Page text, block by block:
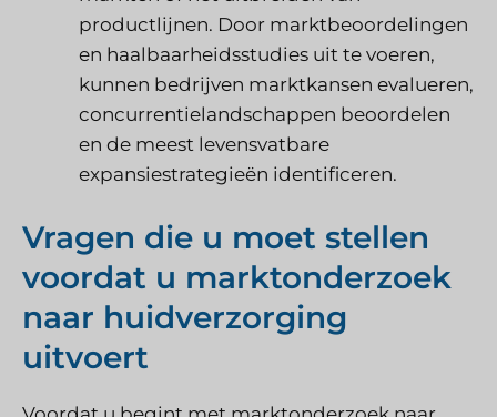
productlijnen. Door marktbeoordelingen
en haalbaarheidsstudies uit te voeren,
kunnen bedrijven marktkansen evalueren,
concurrentielandschappen beoordelen
en de meest levensvatbare
expansiestrategieën identificeren.
Vragen die u moet stellen
voordat u marktonderzoek
naar huidverzorging
uitvoert